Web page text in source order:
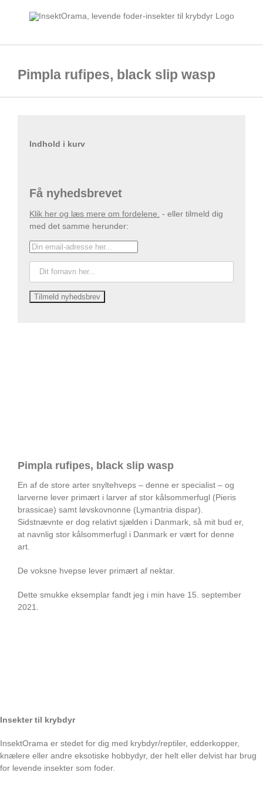
Pimpla rufipes, black slip wasp
Pimpla rufipes, black slip wasp
En af de store arter snyltehveps – denne er specialist – og
larverne lever primært i larver af stor kålsommerfugl (Pieris
brassicae) samt løvskovnonne (Lymantria dispar).
Sidstnævnte er dog relativt sjælden i Danmark, så mit bud er,
at navnlig stor kålsommerfugl i Danmark er vært for denne
art.
De voksne hvepse lever primært af nektar.
Dette smukke eksemplar fandt jeg i min have 15. september
2021.
Indhold i kurv
Få nyhedsbrevet
Klik her og læs mere om fordelene. - eller tilmeld dig
med det samme herunder:
Insekter til krybdyr
InsektOrama er stedet for dig med krybdyr/reptiler, edderkopper,
knælere eller andre eksotiske hobbydyr, der helt eller delvist har brug
for levende insekter som foder.